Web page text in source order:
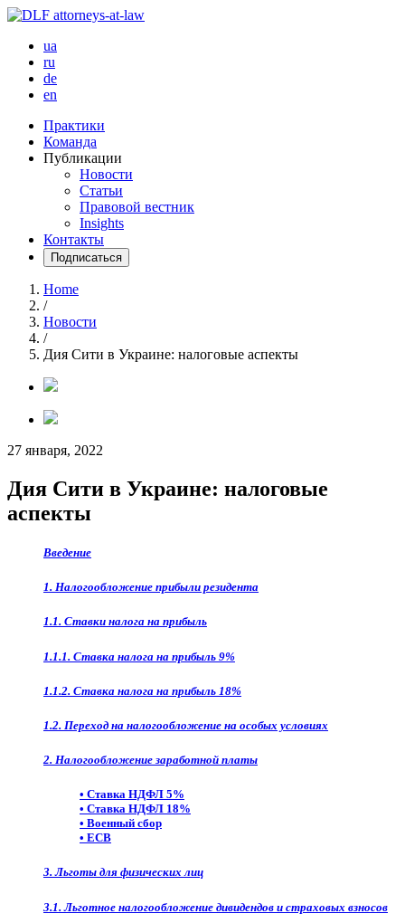
ua
ru
de
en
Практики
Команда
Публикации
Новости
Статьи
Правовой вестник
Insights
Контакты
Подписаться
Home
/
Новости
/
Дия Сити в Украине: налоговые аспекты
27 января, 2022
Дия Сити в Украине: налоговые
аспекты
Введение
1. Налогообложение прибыли резидента
1.1. Ставки налога на прибыль
1.1.1. Ставка налога на прибыль 9%
1.1.2. Ставка налога на прибыль 18%
1.2. Переход на налогообложение на особых условиях
2. Налогообложение заработной платы
• Ставка НДФЛ 5%
• Ставка НДФЛ 18%
• Военный сбор
• ЕСВ
3. Льготы для физических лиц
3.1. Льготное налогообложение дивидендов и страховых взносов